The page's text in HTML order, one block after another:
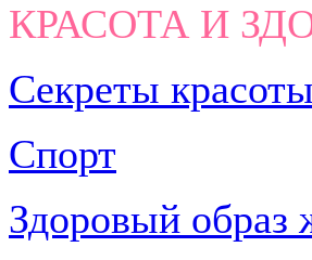
КРАСОТА И
Секреты красоты
Спорт
Здоровый образ